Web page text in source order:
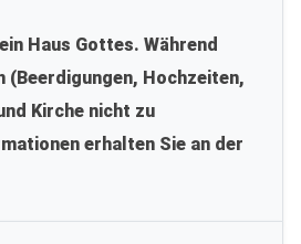
Haus Gottes. Während
(Beerdigungen, Hochzeiten,
Kirche nicht zu
erhalten Sie an der